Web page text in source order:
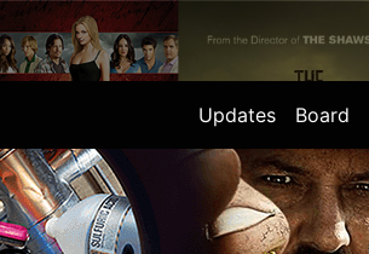
Updates Board